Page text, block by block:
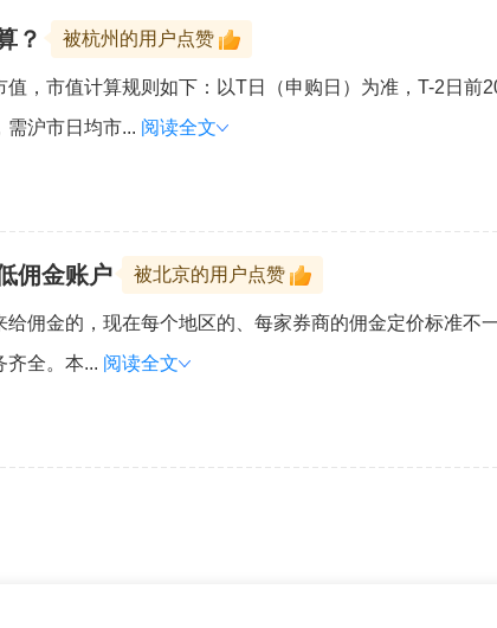
？ 被杭州的用户点赞
，市值计算规则如下：以T日（申购日）为准，T-2日
需沪市日均市... 阅读全文
佣金账户 被北京的用户点赞
佣金的，现在每个地区的、每家券商的佣金定价标准
齐全。本... 阅读全文